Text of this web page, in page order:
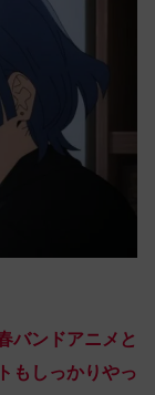
バンドアニメと
もしっかりやっ